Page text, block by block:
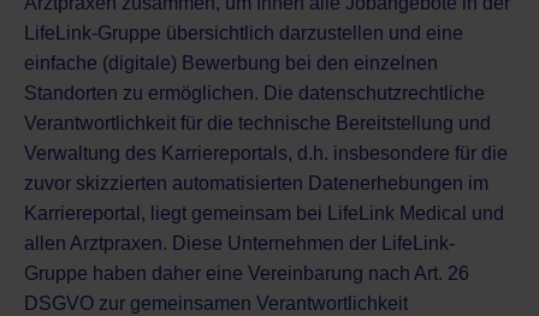
LifeLink-Gruppe übersichtlich darzustellen und eine
einfache (digitale) Bewerbung bei den einzelnen
Standorten zu ermöglichen. Die datenschutzrechtliche
Verantwortlichkeit für die technische Bereitstellung und
Verwaltung des Karriereportals, d.h. insbesondere für die
zuvor skizzierten automatisierten Datenerhebungen im
Karriereportal, liegt gemeinsam bei LifeLink Medical und
allen Arztpraxen. Diese Unternehmen der LifeLink-
Gruppe haben daher eine Vereinbarung nach Art. 26
DSGVO zur gemeinsamen Verantwortlichkeit